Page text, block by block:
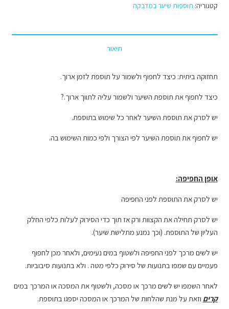
שיער
מספר
קטגוריה: תוספות שיער במדבקה
תיאור
תחזוקה ביתית: כיצד לחפוף ולשמור על תוספת לזמן ארוך.
כיצד לחפוף את תוספת השיער ולשמור עליה לתווך ארוך.?
יש לסרק את תוספת השיער לאחר כל שימוש בתוספת.
יש לחפוף את תוספת השיער לפי הצורך ולפי כמות השימוש בה.
אופן החפיפה:
יש לסרק את התוספת לפני החפיפה
יש לסרק תחילה את הקצוות ורק אז תוך כדי הסירוק לעלות כלפי החלק
העליון של התוספת. (וכך נמנע מתלישת שיער).
יש לשים מרכך לפני החפיפה ולשטוף במים נעימים, ולאחר מכן לחפוף
פעמיים עם שמפו בתנועות של סירוק כלפי מטה . ולא בתנועות סיבוביות.
לאחר השמפו יש לשים מרכך או מסכה, ולשטוף את המסכה או המרכך במים
קרים וזאת על מנת שהלחות של המרכך או המסכה יספגו בתוספת.